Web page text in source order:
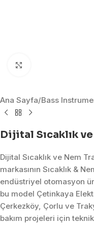
Ana Sayfa/Bass
Dijital Sıcaklık
Dijital Sıcaklık ve Nem
markasının Sıcaklık &
endüstriyel otomasyon
bu model Çetinkaya
Çerkezköy, Çorlu ve
bakım projeleri için